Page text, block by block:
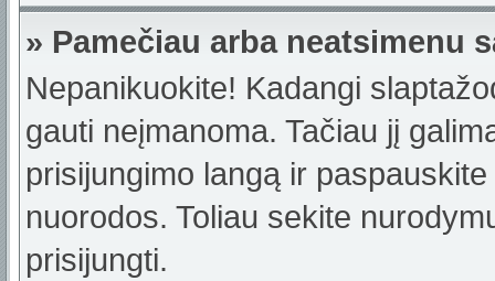
» Pamečiau arba neatsimenu
Nepanikuokite! Kadangi
gauti neįmanoma. Tačiau jį
prisijungimo langą ir
nuorodos. Toliau sekite
prisijungti.